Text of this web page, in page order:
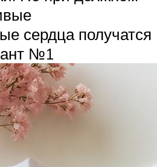
сердца получатся
№1